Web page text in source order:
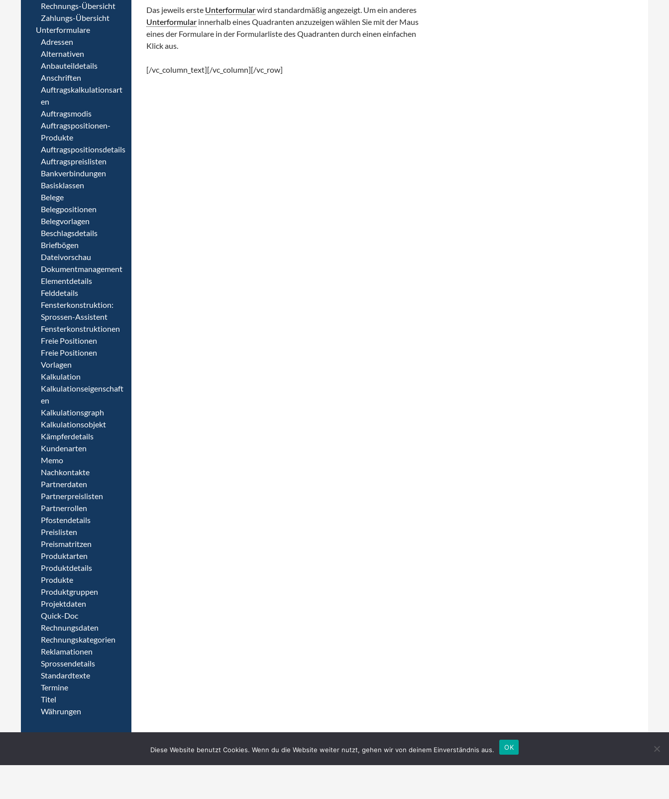
Das jeweils erste Unterformularwird standardmäßig angezeigt. Um ein anderes
Unterformular innerhalb eines Quadranten anzuzeigen wählen Sie mit der Maus
eines der Formulare in der Formularliste des Quadranten durch einen einfachen
Klick aus.
[/vc_column_text][/vc_column][/vc_row]
Rechnungs-Übersicht
Zahlungs-Übersicht
Unterformulare
Adressen
Alternativen
Anbauteildetails
Anschriften
Auftragskalkulationsart
en
Auftragsmodis
Auftragspositionen-
Produkte
Auftragspositionsdetails
Auftragspreislisten
Bankverbindungen
Basisklassen
Belege
Belegpositionen
Belegvorlagen
Beschlagsdetails
Briefbögen
Dateivorschau
Dokumentmanagement
Elementdetails
Felddetails
Fensterkonstruktion:
Sprossen-Assistent
Fensterkonstruktionen
Freie Positionen
Freie Positionen
Vorlagen
Kalkulation
Kalkulationseigenschaft
en
Kalkulationsgraph
Kalkulationsobjekt
Kämpferdetails
Kundenarten
Memo
Nachkontakte
Partnerdaten
Partnerpreislisten
Partnerrollen
Pfostendetails
Preislisten
Preismatritzen
Produktarten
Produktdetails
Produkte
Produktgruppen
Projektdaten
Quick-Doc
Rechnungsdaten
Rechnungskategorien
Reklamationen
Sprossendetails
Standardtexte
Termine
Titel
Währungen
Diese Website benutzt Cookies. Wenn du die Website weiter nutzt, gehen wir von deinem Einverständnis aus. OK